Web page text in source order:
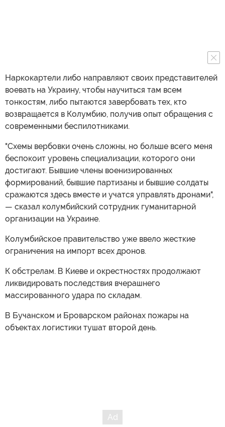
Наркокартели либо направляют своих представителей
воевать на Украину, чтобы научиться там всем
тонкостям, либо пытаются завербовать тех, кто
возвращается в Колумбию, получив опыт обращения с
современными беспилотниками.
"Схемы вербовки очень сложны, но больше всего меня
беспокоит уровень специализации, которого они
достигают. Бывшие члены военизированных
формирований, бывшие партизаны и бывшие солдаты
сражаются здесь вместе и учатся управлять дронами",
— сказал колумбийский сотрудник гуманитарной
организации на Украине.
Колумбийское правительство уже ввело жесткие
ограничения на импорт всех дронов.
К обстрелам. В Киеве и окрестностях продолжают
ликвидировать последствия вчерашнего
массированного удара по складам.
В Бучанском и Броварском районах пожары на
объектах логистики тушат второй день.